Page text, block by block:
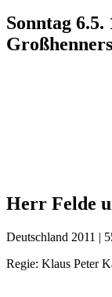
Sonntag
Herr Felde
Deutschland 2011 |
Regie: Klaus Peter